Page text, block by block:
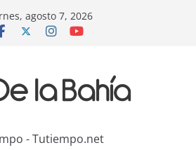
agosto 7, 2026
- Tutiempo.net